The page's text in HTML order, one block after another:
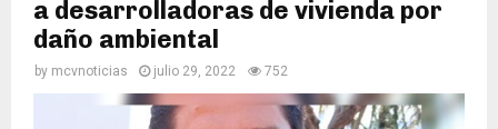
a desarrolladoras de vivienda por
daño ambiental
by mcvnoticias julio 29, 2022 752